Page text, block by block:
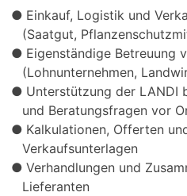
Einkauf, Logistik und
(Saatgut,
Eigenständige Betreuung
(Lohnunternehmen,
Unterstützung der LANDI
und Beratungsfragen vor
Kalkulationen, Offerten
Verkaufsunterlagen
Verhandlungen und
Lieferanten